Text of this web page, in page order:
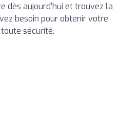
dès aujourd'hui et trouvez la
besoin pour obtenir votre
sécurité.